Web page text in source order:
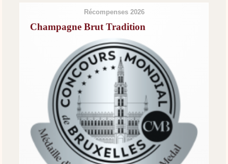
Récompenses 2026
Champagne Brut Tradition